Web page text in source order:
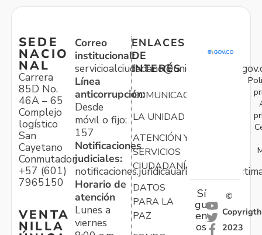
SEDE
NACIO
NAL
Carrera
85D No.
46A – 65
Complejo
logístico
San
Cayetano
Conmutador:
+57 (601)
7965150
VENTA
NILLA
Correo
institucional:
Línea
anticorrupción:
Desde
móvil o fijo:
157
Notificaciones
judiciales:
Horario de
atención
Lunes a
viernes
ENLACES
DE
INTERÉS
COMUNICACIONES
LA UNIDAD
ATENCIÓN Y
SERVICIOS
CIUDADANÍA
DATOS
PARA LA
PAZ
Sí
gu
en
os
©
Copyrigth
2023